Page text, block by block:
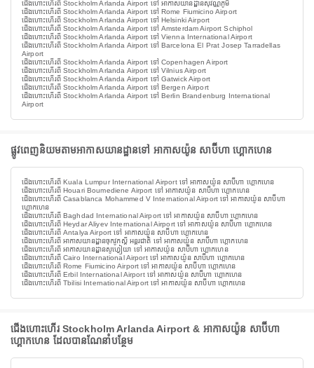
ជើងហោះហើរពី Stockholm Arlanda Airport ទៅ អាកាសយានដ្ឋានសុវណ្ណភូមិ
ជើងហោះហើរពី Stockholm Arlanda Airport ទៅ Rome Fiumicino Airport
ជើងហោះហើរពី Stockholm Arlanda Airport ទៅ Helsinki Airport
ជើងហោះហើរពី Stockholm Arlanda Airport ទៅ Amsterdam Airport Schiphol
ជើងហោះហើរពី Stockholm Arlanda Airport ទៅ Vienna International Airport
ជើងហោះហើរពី Stockholm Arlanda Airport ទៅ Barcelona El Prat Josep Tarradellas
Airport
ជើងហោះហើរពី Stockholm Arlanda Airport ទៅ Copenhagen Airport
ជើងហោះហើរពី Stockholm Arlanda Airport ទៅ Vilnius Airport
ជើងហោះហើរពី Stockholm Arlanda Airport ទៅ Gatwick Airport
ជើងហោះហើរពី Stockholm Arlanda Airport ទៅ Bergen Airport
ជើងហោះហើរពី Stockholm Arlanda Airport ទៅ Berlin Brandenburg International
Airport
ផ្លូវពេញនិយមតាមអាកាសយានដ្ឋានទៅ អាកាសយ៉ូន សាប៊ីហា ហ្គោកហេន
ជើងហោះហើរពី Kuala Lumpur International Airport ទៅ អាកាសយ៉ូន សាប៊ីហា ហ្គោកហេន
ជើងហោះហើរពី Houari Boumediene Airport ទៅ អាកាសយ៉ូន សាប៊ីហា ហ្គោកហេន
ជើងហោះហើរពី Casablanca Mohammed V International Airport ទៅ អាកាសយ៉ូន សាប៊ីហា
ហ្គោកហេន
ជើងហោះហើរពី Baghdad International Airport ទៅ អាកាសយ៉ូន សាប៊ីហា ហ្គោកហេន
ជើងហោះហើរពី Heydar Aliyev International Airport ទៅ អាកាសយ៉ូន សាប៊ីហា ហ្គោកហេន
ជើងហោះហើរពី Antalya Airport ទៅ អាកាសយ៉ូន សាប៊ីហា ហ្គោកហេន
ជើងហោះហើរពី អាកាសយានដ្ឋានចុកវូកស្តី អន្តរជាតិ ទៅ អាកាសយ៉ូន សាប៊ីហា ហ្គោកហេន
ជើងហោះហើរពី អាកាសយានដ្ឋានសូហ្វៀយា ទៅ អាកាសយ៉ូន សាប៊ីហា ហ្គោកហេន
ជើងហោះហើរពី Cairo International Airport ទៅ អាកាសយ៉ូន សាប៊ីហា ហ្គោកហេន
ជើងហោះហើរពី Rome Fiumicino Airport ទៅ អាកាសយ៉ូន សាប៊ីហា ហ្គោកហេន
ជើងហោះហើរពី Erbil International Airport ទៅ អាកាសយ៉ូន សាប៊ីហា ហ្គោកហេន
ជើងហោះហើរពី Tbilisi International Airport ទៅ អាកាសយ៉ូន សាប៊ីហា ហ្គោកហេន
ជើងហោះហើរ Stockholm Arlanda Airport & អាកាសយ៉ូន សាប៊ីហា
ហ្គោកហេន ដែលបានណែនាំបន្ថែម